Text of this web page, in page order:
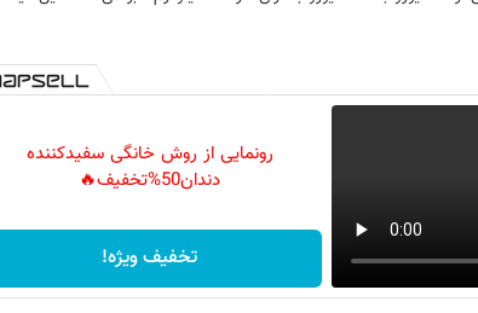
رونمایی از روش خانگی سفیدکننده
دندان50%تخفیف🔥
تخفیف ویژه!